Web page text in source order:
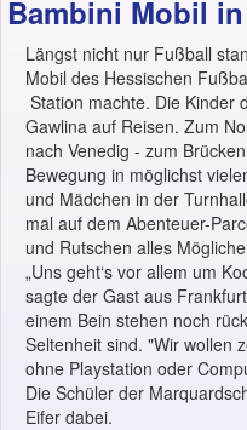
Bambini Mobil
Längst nicht nur Fußball
Mobil des Hessischen
Station machte. Die Kinder
Gawlina auf Reisen. Zum
nach Venedig - zum
Bewegung in möglichst
und Mädchen in der
mal auf dem Abenteuer-
und Rutschen alles
„Uns geht‘s vor allem um
sagte der Gast aus
einem Bein stehen noch
Seltenheit sind. "Wir wollen
ohne Playstation oder
Die Schüler der
Eifer dabei.